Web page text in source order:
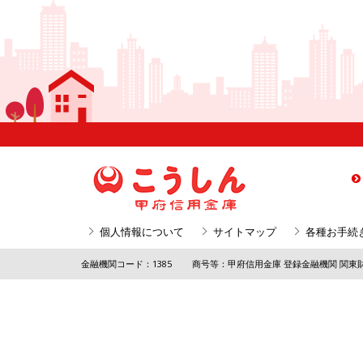
個人情報について サイトマップ 各種お手続
金融機関コード：1385 商号等：甲府信用金庫 登録金融機関 関